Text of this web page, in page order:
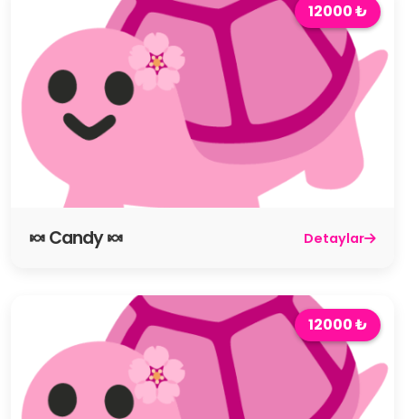
12000 ₺
🍬 Candy 🍬 Detaylar
12000 ₺